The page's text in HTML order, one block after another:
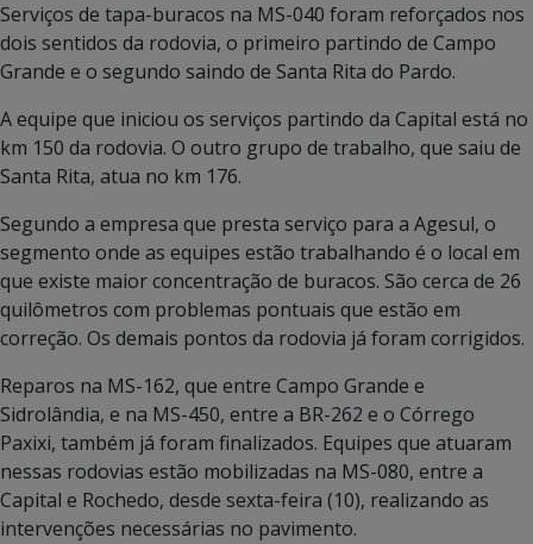
Serviços de tapa-buracos na MS-040 foram reforçados nos
dois sentidos da rodovia, o primeiro partindo de Campo
Grande e o segundo saindo de Santa Rita do Pardo.
A equipe que iniciou os serviços partindo da Capital está no
km 150 da rodovia. O outro grupo de trabalho, que saiu de
Santa Rita, atua no km 176.
Segundo a empresa que presta serviço para a Agesul, o
segmento onde as equipes estão trabalhando é o local em
que existe maior concentração de buracos. São cerca de 26
quilômetros com problemas pontuais que estão em
correção. Os demais pontos da rodovia já foram corrigidos.
Reparos na MS-162, que entre Campo Grande e
Sidrolândia, e na MS-450, entre a BR-262 e o Córrego
Paxixi, também já foram finalizados. Equipes que atuaram
nessas rodovias estão mobilizadas na MS-080, entre a
Capital e Rochedo, desde sexta-feira (10), realizando as
intervenções necessárias no pavimento.